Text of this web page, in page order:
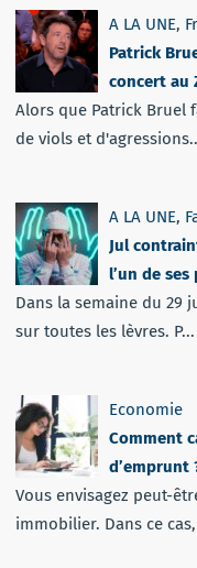
A LA UNE,
Patrick
concert au
Alors que Patrick Bruel
de viols et
A LA UNE,
Jul
l’un de
Dans la semaine du 29
sur toutes les lèvres. P...
Economie
Comment
d’emprunt
Vous envisagez peut-
immobilier. Dans ce